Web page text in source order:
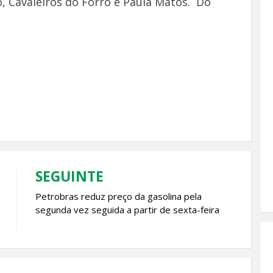
SEGUINTE
Petrobras reduz preço da gasolina pela
segunda vez seguida a partir de sexta-feira